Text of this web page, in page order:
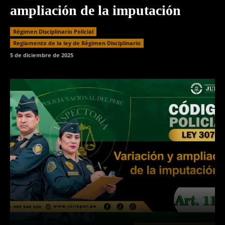
ampliación de la imputación
Régimen Disciplinario Policial
⁠Reglamento de la ley de Régimen Disciplinario
5 de diciembre de 2025